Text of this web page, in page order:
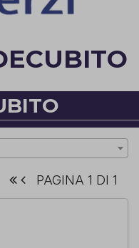
PAGINA 1 DI 1